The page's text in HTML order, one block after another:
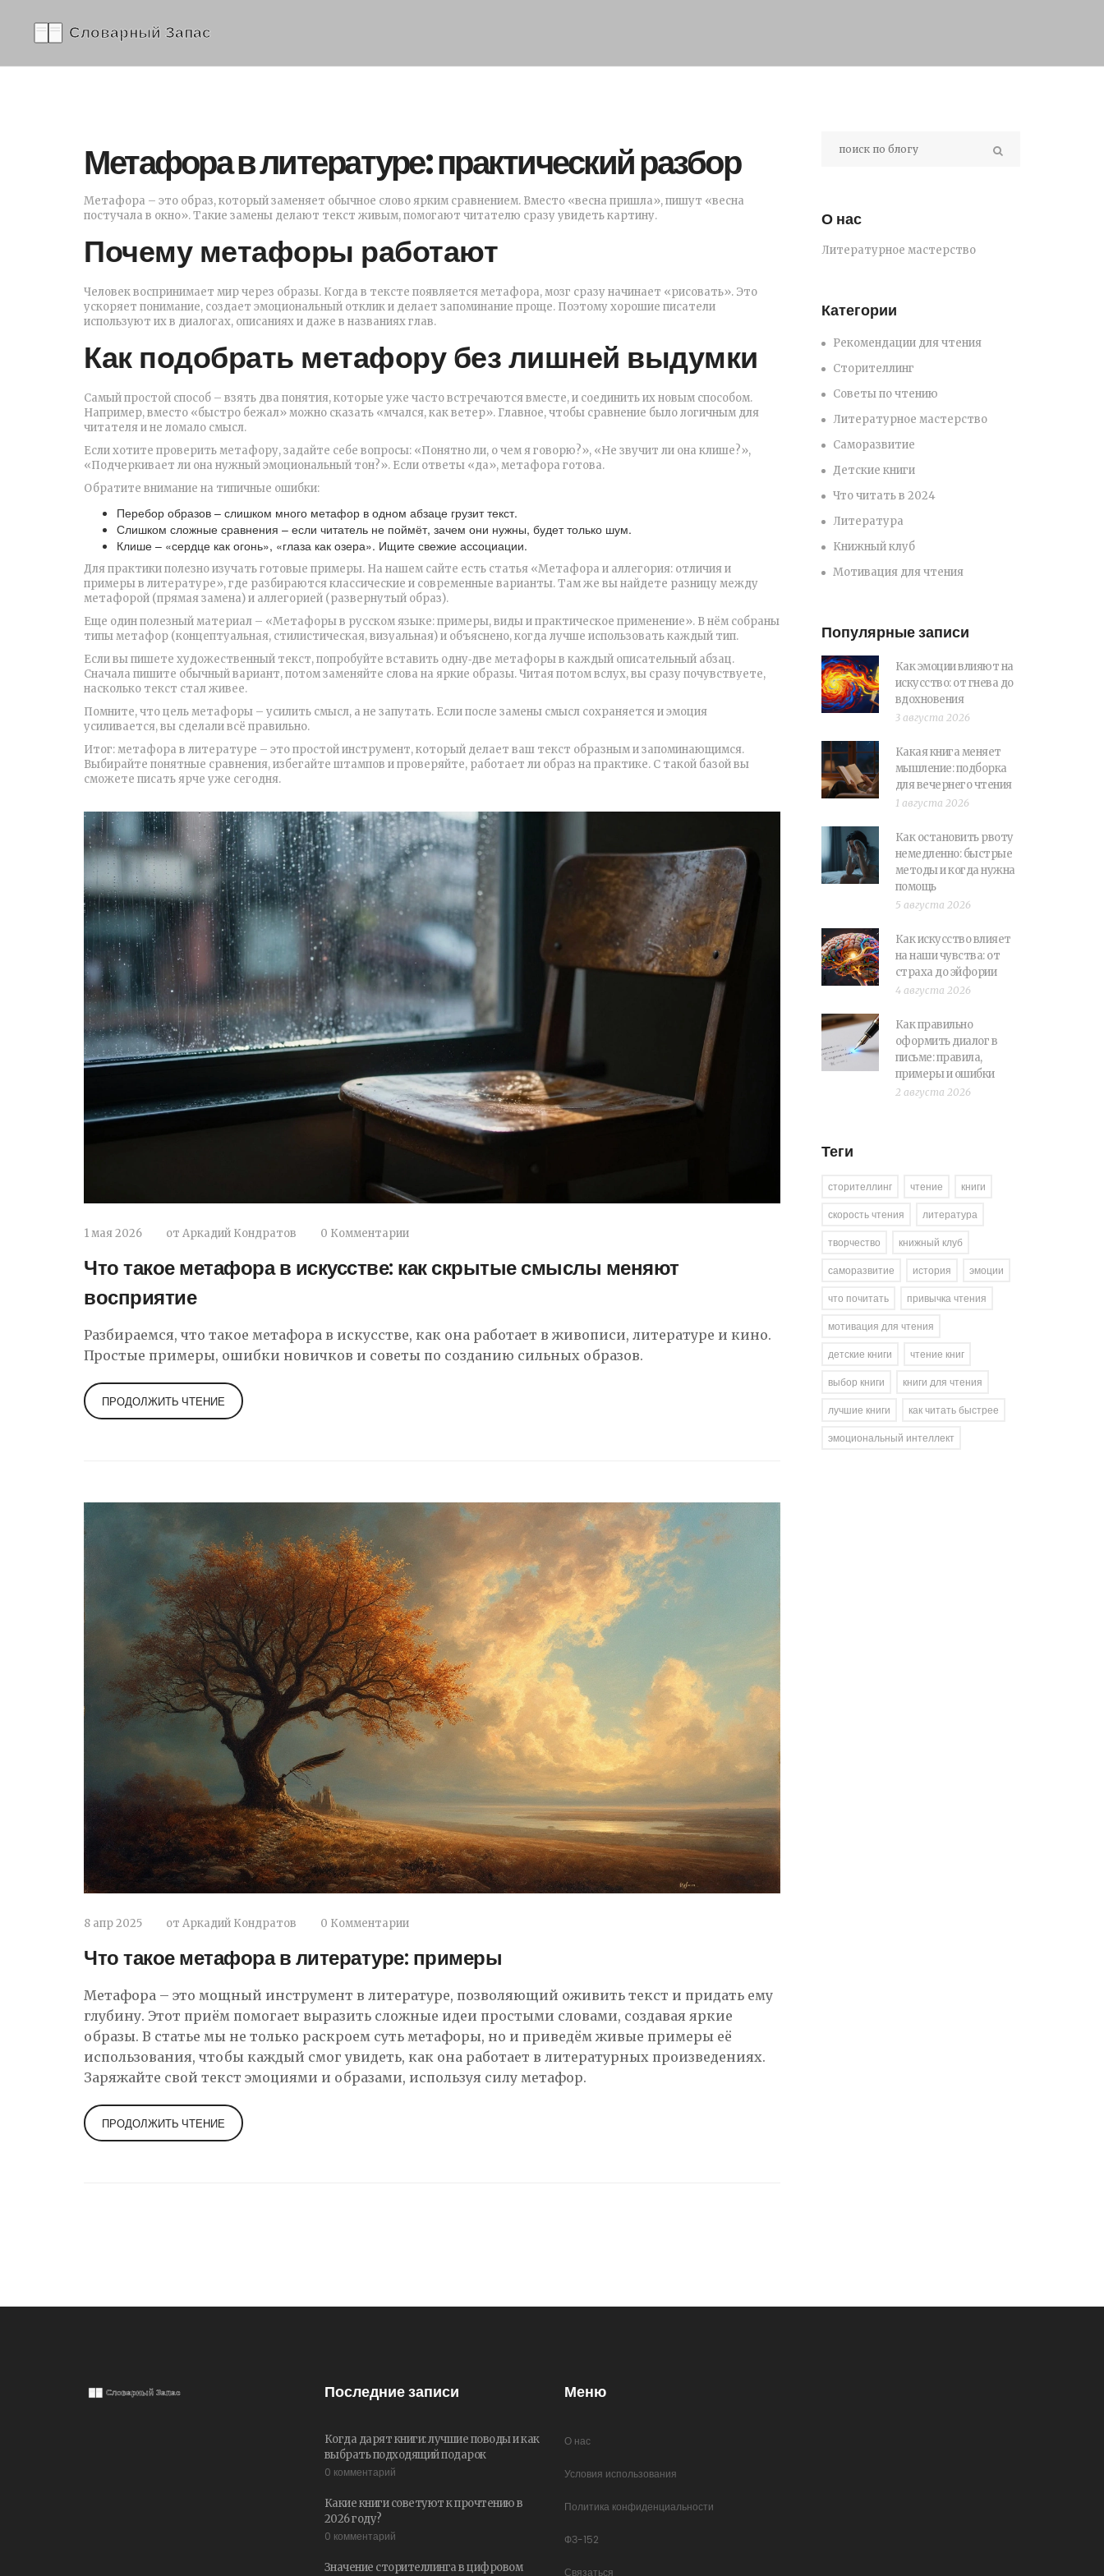
Метафора в литературе: практический разбор
Метафора – это образ, который заменяет обычное слово ярким сравнением. Вместо «весна пришла», пишут «весна
постучала в окно». Такие замены делают текст живым, помогают читателю сразу увидеть картину.
Почему метафоры работают
Человек воспринимает мир через образы. Когда в тексте появляется метафора, мозг сразу начинает «рисовать». Это
ускоряет понимание, создает эмоциональный отклик и делает запоминание проще. Поэтому хорошие писатели
используют их в диалогах, описаниях и даже в названиях глав.
Как подобрать метафору без лишней выдумки
Самый простой способ – взять два понятия, которые уже часто встречаются вместе, и соединить их новым способом.
Например, вместо «быстро бежал» можно сказать «мчался, как ветер». Главное, чтобы сравнение было логичным для
читателя и не ломало смысл.
Если хотите проверить метафору, задайте себе вопросы: «Понятно ли, о чем я говорю?», «Не звучит ли она клише?»,
«Подчеркивает ли она нужный эмоциональный тон?». Если ответы «да», метафора готова.
Обратите внимание на типичные ошибки:
Перебор образов – слишком много метафор в одном абзаце грузит текст.
Слишком сложные сравнения – если читатель не поймёт, зачем они нужны, будет только шум.
Клише – «сердце как огонь», «глаза как озера». Ищите свежие ассоциации.
Для практики полезно изучать готовые примеры. На нашем сайте есть статья «Метафора и аллегория: отличия и
примеры в литературе», где разбираются классические и современные варианты. Там же вы найдете разницу между
метафорой (прямая замена) и аллегорией (развернутый образ).
Еще один полезный материал – «Метафоры в русском языке: примеры, виды и практическое применение». В нём собраны
типы метафор (концептуальная, стилистическая, визуальная) и объяснено, когда лучше использовать каждый тип.
Если вы пишете художественный текст, попробуйте вставить одну‑две метафоры в каждый описательный абзац.
Сначала пишите обычный вариант, потом заменяйте слова на яркие образы. Читая потом вслух, вы сразу почувствуете,
насколько текст стал живее.
Помните, что цель метафоры – усилить смысл, а не запутать. Если после замены смысл сохраняется и эмоция
усиливается, вы сделали всё правильно.
Итог: метафора в литературе – это простой инструмент, который делает ваш текст образным и запоминающимся.
Выбирайте понятные сравнения, избегайте штампов и проверяйте, работает ли образ на практике. С такой базой вы
сможете писать ярче уже сегодня.
1 мая 2026 от Аркадий Кондратов 0 Комментарии
Что такое метафора в искусстве: как скрытые смыслы меняют
восприятие
Разбираемся, что такое метафора в искусстве, как она работает в живописи, литературе и кино.
Простые примеры, ошибки новичков и советы по созданию сильных образов.
ПРОДОЛЖИТЬ ЧТЕНИЕ
8 апр 2025 от Аркадий Кондратов 0 Комментарии
Что такое метафора в литературе: примеры
Метафора – это мощный инструмент в литературе, позволяющий оживить текст и придать ему
глубину. Этот приём помогает выразить сложные идеи простыми словами, создавая яркие
образы. В статье мы не только раскроем суть метафоры, но и приведём живые примеры её
использования, чтобы каждый смог увидеть, как она работает в литературных произведениях.
Заряжайте свой текст эмоциями и образами, используя силу метафор.
ПРОДОЛЖИТЬ ЧТЕНИЕ
О нас
Литературное мастерство
Категории
Рекомендации для чтения
Сторителлинг
Советы по чтению
Литературное мастерство
Саморазвитие
Детские книги
Что читать в 2024
Литература
Книжный клуб
Мотивация для чтения
Популярные записи
Как эмоции влияют на
искусство: от гнева до
вдохновения
3 августа 2026
Какая книга меняет
мышление: подборка
для вечернего чтения
1 августа 2026
Как остановить рвоту
немедленно: быстрые
методы и когда нужна
помощь
5 августа 2026
Как искусство влияет
на наши чувства: от
страха до эйфории
4 августа 2026
Как правильно
оформить диалог в
письме: правила,
примеры и ошибки
2 августа 2026
Теги
сторителлинг чтение
книги
скорость чтения
литература
творчество
книжный клуб
саморазвитие
история
эмоции
что почитать
привычка чтения
мотивация для чтения
детские книги
чтение книг
выбор книги
книги для чтения
лучшие книги
как читать быстрее
эмоциональный интеллект
Последние записи
Когда дарят книги: лучшие поводы и как
выбрать подходящий подарок
0 комментарий
Какие книги советуют к прочтению в
2026 году?
0 комментарий
Значение сторителлинга в цифровом
Меню
О нас
Условия использования
Политика конфиденциальности
ФЗ-152
Связаться